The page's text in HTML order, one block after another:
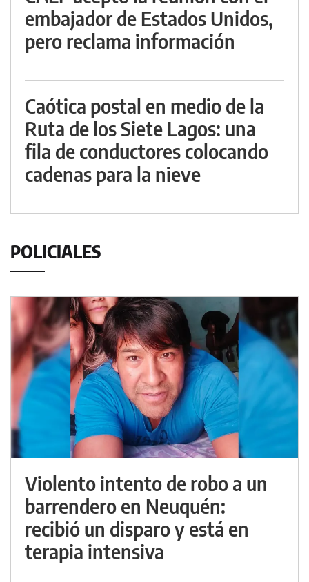
embajador de Estados Unidos,
pero reclama información
Caótica postal en medio de la
Ruta de los Siete Lagos: una
fila de conductores colocando
cadenas para la nieve
POLICIALES
Violento intento de robo a un
barrendero en Neuquén:
recibió un disparo y está en
terapia intensiva